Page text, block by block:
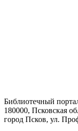
Библиотечный
180000, Псковская
город Псков, ул.